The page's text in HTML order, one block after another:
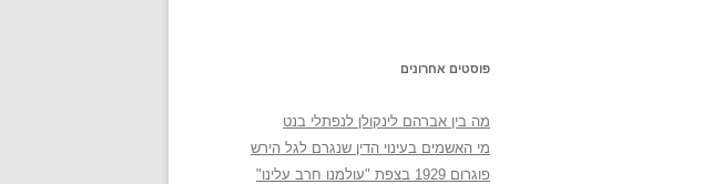
פוסטים אחרונים
מה בין אברהם לינקולן לנפתלי בנט
מי האשמים בעינוי הדין שנגרם לגל הירש
פוגרום 1929 בצפת "עולמנו חרב עלינו"